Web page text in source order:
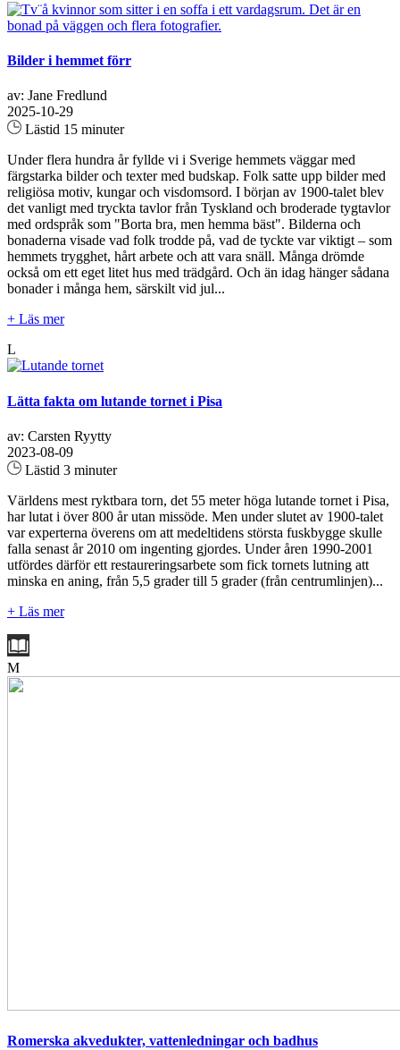
Bilder i hemmet förr
av: Jane Fredlund
2025-10-29
Lästid 15 minuter
Under flera hundra år fyllde vi i Sverige hemmets väggar med
färgstarka bilder och texter med budskap. Folk satte upp bilder med
religiösa motiv, kungar och visdomsord. I början av 1900-talet blev
det vanligt med tryckta tavlor från Tyskland och broderade tygtavlor
med ordspråk som "Borta bra, men hemma bäst". Bilderna och
bonaderna visade vad folk trodde på, vad de tyckte var viktigt – som
hemmets trygghet, hårt arbete och att vara snäll. Många drömde
också om ett eget litet hus med trädgård. Och än idag hänger sådana
bonader i många hem, särskilt vid jul...
+ Läs mer
L
Lätta fakta om lutande tornet i Pisa
av: Carsten Ryytty
2023-08-09
Lästid 3 minuter
Världens mest ryktbara torn, det 55 meter höga lutande tornet i Pisa,
har lutat i över 800 år utan missöde. Men under slutet av 1900-talet
var experterna överens om att medeltidens största fuskbygge skulle
falla senast år 2010 om ingenting gjordes. Under åren 1990-2001
utfördes därför ett restaureringsarbete som fick tornets lutning att
minska en aning, från 5,5 grader till 5 grader (från centrumlinjen)...
+ Läs mer
M
Romerska akvedukter, vattenledningar och badhus